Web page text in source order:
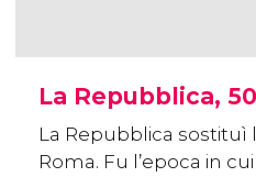
La Repubblica,
La Repubblica sostituì
Roma. Fu l’epoca in